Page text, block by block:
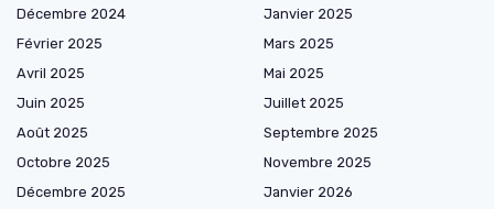
Décembre 2024
Janvier 2025
Février 2025
Mars 2025
Avril 2025
Mai 2025
Juin 2025
Juillet 2025
Août 2025
Septembre 2025
Octobre 2025
Novembre 2025
Décembre 2025
Janvier 2026